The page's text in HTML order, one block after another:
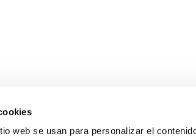
web se usan para personalizar el